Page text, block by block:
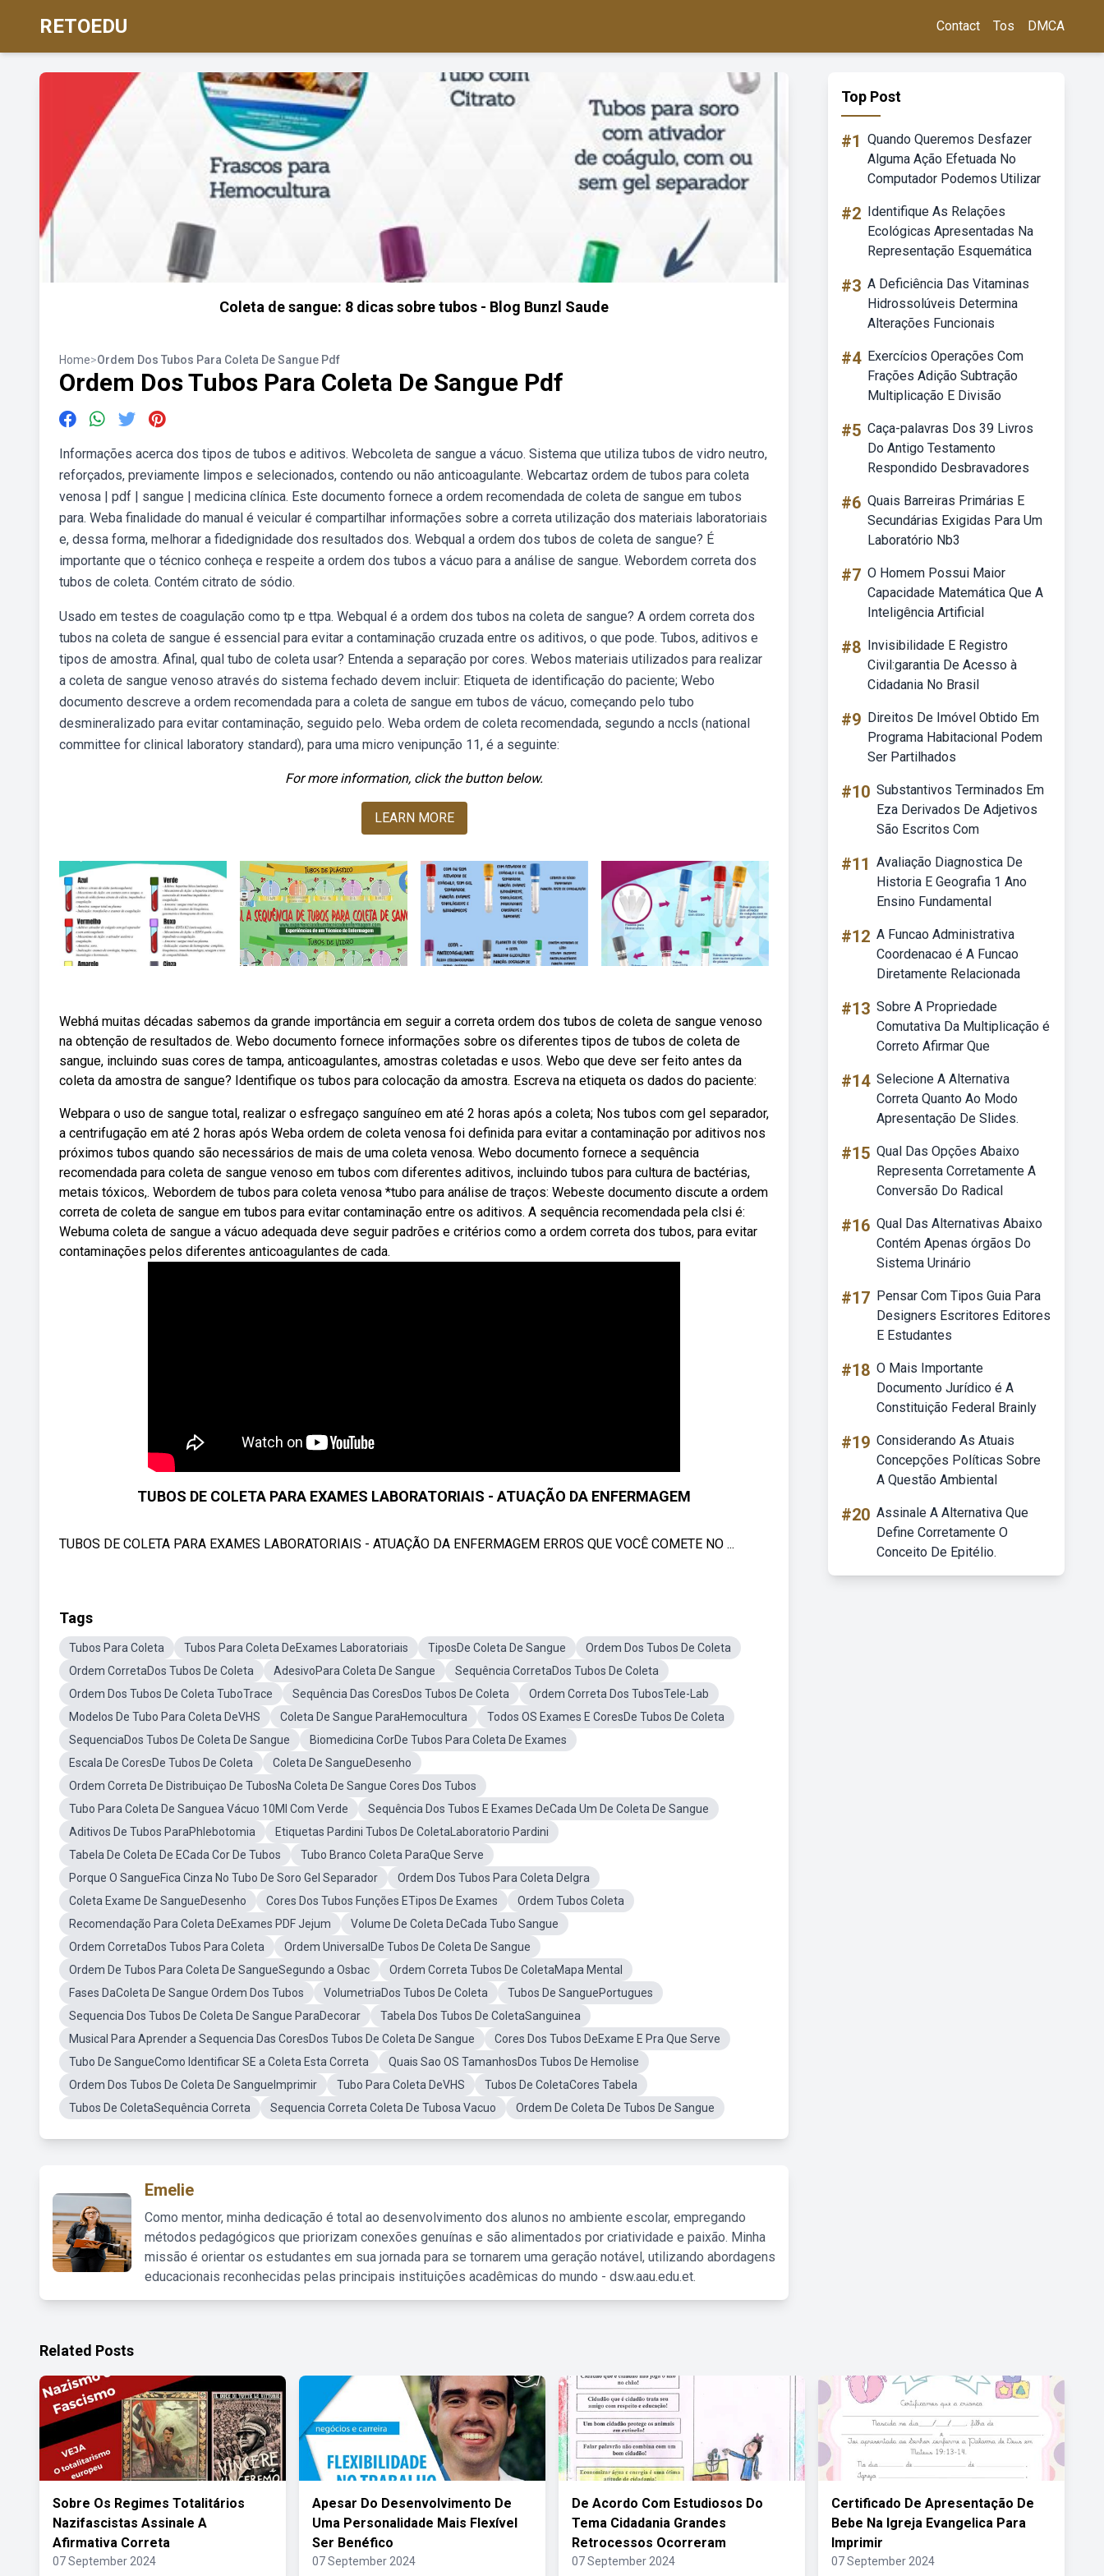
RETOEDU Contact Tos DMCA
Coleta de sangue: 8 dicas sobre tubos - Blog Bunzl Saude
Home>Ordem Dos Tubos Para Coleta De Sangue Pdf
Ordem Dos Tubos Para Coleta De Sangue Pdf
Informações acerca dos tipos de tubos e aditivos. Webcoleta de sangue a vácuo. Sistema que utiliza tubos de vidro neutro,
reforçados, previamente limpos e selecionados, contendo ou não anticoagulante. Webcartaz ordem de tubos para coleta
venosa | pdf | sangue | medicina clínica. Este documento fornece a ordem recomendada de coleta de sangue em tubos
para. Weba finalidade do manual é veicular é compartilhar informações sobre a correta utilização dos materiais laboratoriais
e, dessa forma, melhorar a fidedignidade dos resultados dos. Webqual a ordem dos tubos de coleta de sangue? É
importante que o técnico conheça e respeite a ordem dos tubos a vácuo para a análise de sangue. Webordem correta dos
tubos de coleta. Contém citrato de sódio.
Usado em testes de coagulação como tp e ttpa. Webqual é a ordem dos tubos na coleta de sangue? A ordem correta dos
tubos na coleta de sangue é essencial para evitar a contaminação cruzada entre os aditivos, o que pode. Tubos, aditivos e
tipos de amostra. Afinal, qual tubo de coleta usar? Entenda a separação por cores. Webos materiais utilizados para realizar
a coleta de sangue venoso através do sistema fechado devem incluir: Etiqueta de identificação do paciente; Webo
documento descreve a ordem recomendada para a coleta de sangue em tubos de vácuo, começando pelo tubo
desmineralizado para evitar contaminação, seguido pelo. Weba ordem de coleta recomendada, segundo a nccls (national
committee for clinical laboratory standard), para uma micro venipunção 11, é a seguinte:
For more information, click the button below.
LEARN MORE
Webhá muitas décadas sabemos da grande importância em seguir a correta ordem dos tubos de coleta de sangue venoso
na obtenção de resultados de. Webo documento fornece informações sobre os diferentes tipos de tubos de coleta de
sangue, incluindo suas cores de tampa, anticoagulantes, amostras coletadas e usos. Webo que deve ser feito antes da
coleta da amostra de sangue? Identifique os tubos para colocação da amostra. Escreva na etiqueta os dados do paciente:
Webpara o uso de sangue total, realizar o esfregaço sanguíneo em até 2 horas após a coleta; Nos tubos com gel separador,
a centrifugação em até 2 horas após Weba ordem de coleta venosa foi definida para evitar a contaminação por aditivos nos
próximos tubos quando são necessários de mais de uma coleta venosa. Webo documento fornece a sequência
recomendada para coleta de sangue venoso em tubos com diferentes aditivos, incluindo tubos para cultura de bactérias,
metais tóxicos,. Webordem de tubos para coleta venosa *tubo para análise de traços: Webeste documento discute a ordem
correta de coleta de sangue em tubos para evitar contaminação entre os aditivos. A sequência recomendada pela clsi é:
Webuma coleta de sangue a vácuo adequada deve seguir padrões e critérios como a ordem correta dos tubos, para evitar
contaminações pelos diferentes anticoagulantes de cada.
TUBOS DE COLETA PARA EXAMES LABORATORIAIS - ATUAÇÃO DA ENFERMAGEM
TUBOS DE COLETA PARA EXAMES LABORATORIAIS - ATUAÇÃO DA ENFERMAGEM ERROS QUE VOCÊ COMETE NO ...
Tags
Tubos Para Coleta Tubos Para Coleta DeExames Laboratoriais TiposDe Coleta De Sangue
Ordem Dos Tubos De Coleta
Ordem CorretaDos Tubos De Coleta
AdesivoPara Coleta De Sangue
Sequência CorretaDos Tubos De Coleta
Ordem Dos Tubos De Coleta TuboTrace
Sequência Das CoresDos Tubos De Coleta
Ordem Correta Dos TubosTele-Lab
Modelos De Tubo Para Coleta DeVHS
Coleta De Sangue ParaHemocultura
Todos OS Exames E CoresDe Tubos De Coleta
SequenciaDos Tubos De Coleta De Sangue
Biomedicina CorDe Tubos Para Coleta De Exames
Escala De CoresDe Tubos De Coleta
Coleta De SangueDesenho
Ordem Correta De Distribuiçao De TubosNa Coleta De Sangue Cores Dos Tubos
Tubo Para Coleta De Sanguea Vácuo 10Ml Com Verde
Sequência Dos Tubos E Exames DeCada Um De Coleta De Sangue
Aditivos De Tubos ParaPhlebotomia
Etiquetas Pardini Tubos De ColetaLaboratorio Pardini
Tabela De Coleta De ECada Cor De Tubos
Tubo Branco Coleta ParaQue Serve
Porque O SangueFica Cinza No Tubo De Soro Gel Separador
Ordem Dos Tubos Para Coleta DeIgra
Coleta Exame De SangueDesenho
Cores Dos Tubos Funções ETipos De Exames
Ordem Tubos Coleta
Recomendação Para Coleta DeExames PDF Jejum
Volume De Coleta DeCada Tubo Sangue
Ordem CorretaDos Tubos Para Coleta
Ordem UniversalDe Tubos De Coleta De Sangue
Ordem De Tubos Para Coleta De SangueSegundo a Osbac
Ordem Correta Tubos De ColetaMapa Mental
Fases DaColeta De Sangue Ordem Dos Tubos
VolumetriaDos Tubos De Coleta
Tubos De SanguePortugues
Sequencia Dos Tubos De Coleta De Sangue ParaDecorar
Tabela Dos Tubos De ColetaSanguinea
Musical Para Aprender a Sequencia Das CoresDos Tubos De Coleta De Sangue
Cores Dos Tubos DeExame E Pra Que Serve
Tubo De SangueComo Identificar SE a Coleta Esta Correta
Quais Sao OS TamanhosDos Tubos De Hemolise
Ordem Dos Tubos De Coleta De SangueImprimir
Tubo Para Coleta DeVHS
Tubos De ColetaCores Tabela
Tubos De ColetaSequência Correta
Sequencia Correta Coleta De Tubosa Vacuo Ordem De Coleta De Tubos De Sangue
Emelie
Como mentor, minha dedicação é total ao desenvolvimento dos alunos no ambiente escolar, empregando
métodos pedagógicos que priorizam conexões genuínas e são alimentados por criatividade e paixão. Minha
missão é orientar os estudantes em sua jornada para se tornarem uma geração notável, utilizando abordagens
educacionais reconhecidas pelas principais instituições acadêmicas do mundo - dsw.aau.edu.et.
Top Post
#1 Quando Queremos Desfazer
Alguma Ação Efetuada No
Computador Podemos Utilizar
#2 Identifique As Relações
Ecológicas Apresentadas Na
Representação Esquemática
#3 A Deficiência Das Vitaminas
Hidrossolúveis Determina
Alterações Funcionais
#4 Exercícios Operações Com
Frações Adição Subtração
Multiplicação E Divisão
#5 Caça-palavras Dos 39 Livros
Do Antigo Testamento
Respondido Desbravadores
#6 Quais Barreiras Primárias E
Secundárias Exigidas Para Um
Laboratório Nb3
#7 O Homem Possui Maior
Capacidade Matemática Que A
Inteligência Artificial
#8 Invisibilidade E Registro
Civil:garantia De Acesso à
Cidadania No Brasil
#9 Direitos De Imóvel Obtido Em
Programa Habitacional Podem
Ser Partilhados
#10 Substantivos Terminados Em
Eza Derivados De Adjetivos
São Escritos Com
#11 Avaliação Diagnostica De
Historia E Geografia 1 Ano
Ensino Fundamental
#12 A Funcao Administrativa
Coordenacao é A Funcao
Diretamente Relacionada
#13 Sobre A Propriedade
Comutativa Da Multiplicação é
Correto Afirmar Que
#14 Selecione A Alternativa
Correta Quanto Ao Modo
Apresentação De Slides.
#15 Qual Das Opções Abaixo
Representa Corretamente A
Conversão Do Radical
#16 Qual Das Alternativas Abaixo
Contém Apenas órgãos Do
Sistema Urinário
#17 Pensar Com Tipos Guia Para
Designers Escritores Editores
E Estudantes
#18 O Mais Importante
Documento Jurídico é A
Constituição Federal Brainly
#19 Considerando As Atuais
Concepções Políticas Sobre
A Questão Ambiental
#20 Assinale A Alternativa Que
Define Corretamente O
Conceito De Epitélio.
Related Posts
Sobre Os Regimes Totalitários
Nazifascistas Assinale A
Afirmativa Correta
07 September 2024
Apesar Do Desenvolvimento De
Uma Personalidade Mais Flexível
Ser Benéfico
07 September 2024
De Acordo Com Estudiosos Do
Tema Cidadania Grandes
Retrocessos Ocorreram
07 September 2024
Certificado De Apresentação De
Bebe Na Igreja Evangelica Para
Imprimir
07 September 2024